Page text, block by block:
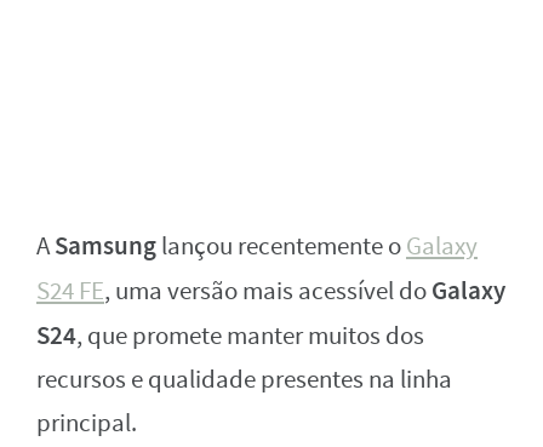
ASamsunglançou recentemente oGalaxy
S24 FE, uma versão mais acessível doGalaxy
S24, que promete manter muitos dos
recursos e qualidade presentes na linha
principal.